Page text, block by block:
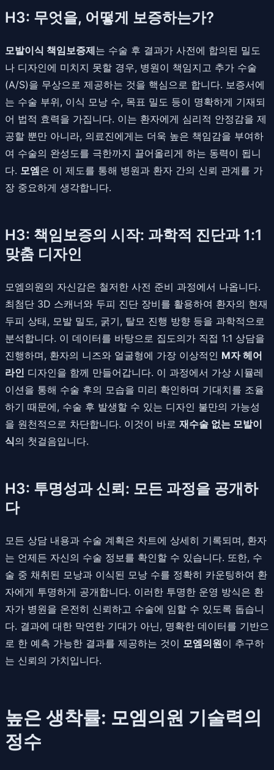
H3: 무엇을, 어떻게 보증하는가?
모발이식 책임보증제는 수술 후 결과가 사전에 합의된 밀도
나 디자인에 미치지 못할 경우, 병원이 책임지고 추가 수술
(A/S)을 무상으로 제공하는 것을 핵심으로 합니다. 보증서에
는 수술 부위, 이식 모낭 수, 목표 밀도 등이 명확하게 기재되
어 법적 효력을 가집니다. 이는 환자에게 심리적 안정감을 제
공할 뿐만 아니라, 의료진에게는 더욱 높은 책임감을 부여하
여 수술의 완성도를 극한까지 끌어올리게 하는 동력이 됩니
다. 모엠은 이 제도를 통해 병원과 환자 간의 신뢰 관계를 가
장 중요하게 생각합니다.
H3: 책임보증의 시작: 과학적 진단과 1:1
맞춤 디자인
모엠의원의 자신감은 철저한 사전 준비 과정에서 나옵니다.
최첨단 3D 스캐너와 두피 진단 장비를 활용하여 환자의 현재
두피 상태, 모발 밀도, 굵기, 탈모 진행 방향 등을 과학적으로
분석합니다. 이 데이터를 바탕으로 집도의가 직접 1:1 상담을
진행하며, 환자의 니즈와 얼굴형에 가장 이상적인 M자 헤어
라인 디자인을 함께 만들어갑니다. 이 과정에서 가상 시뮬레
이션을 통해 수술 후의 모습을 미리 확인하며 기대치를 조율
하기 때문에, 수술 후 발생할 수 있는 디자인 불만의 가능성
을 원천적으로 차단합니다. 이것이 바로 재수술 없는 모발이
식의 첫걸음입니다.
H3: 투명성과 신뢰: 모든 과정을 공개하
다
모든 상담 내용과 수술 계획은 차트에 상세히 기록되며, 환자
는 언제든 자신의 수술 정보를 확인할 수 있습니다. 또한, 수
술 중 채취된 모낭과 이식된 모낭 수를 정확히 카운팅하여 환
자에게 투명하게 공개합니다. 이러한 투명한 운영 방식은 환
자가 병원을 온전히 신뢰하고 수술에 임할 수 있도록 돕습니
다. 결과에 대한 막연한 기대가 아닌, 명확한 데이터를 기반으
로 한 예측 가능한 결과를 제공하는 것이 모엠의원이 추구하
는 신뢰의 가치입니다.
높은 생착률: 모엠의원 기술력의
정수